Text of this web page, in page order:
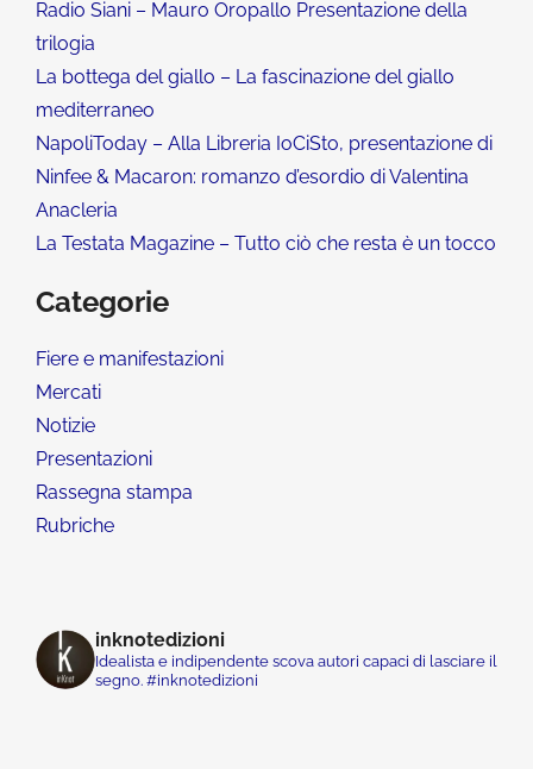
Radio Siani – Mauro Oropallo Presentazione della
trilogia
La bottega del giallo – La fascinazione del giallo
mediterraneo
NapoliToday – Alla Libreria IoCiSto, presentazione di
Ninfee & Macaron: romanzo d’esordio di Valentina
Anacleria
La Testata Magazine – Tutto ciò che resta è un tocco
Categorie
Fiere e manifestazioni
Mercati
Notizie
Presentazioni
Rassegna stampa
Rubriche
inknotedizioni
Idealista e indipendente scova autori capaci di lasciare il
segno. #inknotedizioni